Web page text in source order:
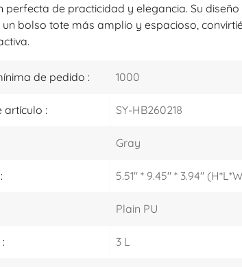
perfecta de practicidad y elegancia. Su
bolso tote más amplio y espacioso,
de pedido : 1000
artículo : SY-HB260218
Gray
5.51" * 9.45" * 3.94"
Plain PU
3 L